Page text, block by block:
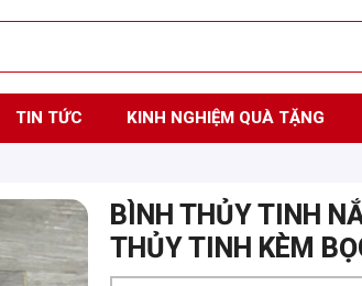
TIN TỨC KINH NGHIỆM QUÀ TẶNG
BÌNH THỦY TINH
THỦY TINH KÈM